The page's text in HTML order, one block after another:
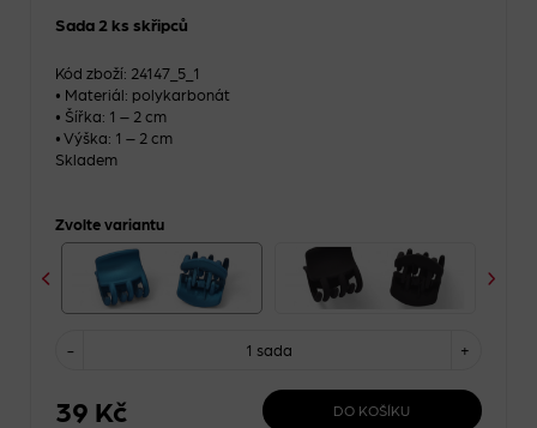
Sada 2 ks skřipců
Kód zboží: 24147_5_1
• Materiál: polykarbonát
• Šířka: 1 – 2 cm
• Výška: 1 – 2 cm
Skladem
Zvolte variantu
- +
1 sada
39 Kč DO KOŠÍKU